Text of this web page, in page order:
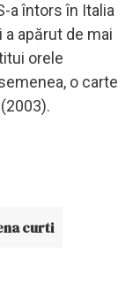
a întors în Italia
apărut de mai
orele
o carte
curti